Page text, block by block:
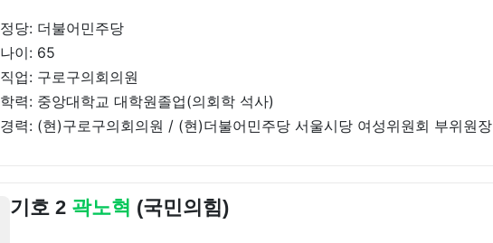
정당: 더불어민주당
나이: 65
직업: 구로구의회의원
학력: 중앙대학교 대학원졸업(의회학 석사)
경력: (현)구로구의회의원 / (현)더불어민주당 서울시당 여성위원회 부위원장
기호 2 곽노혁 (국민의힘)